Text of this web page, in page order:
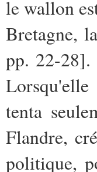
le wallon
Bretagne,
pp. 22-
tenta
Flandre,
politique,